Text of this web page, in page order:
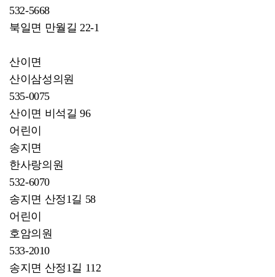
532-5668
북일면 만월길 22-1
산이면
산이삼성의원
535-0075
산이면 비석길 96
어린이
송지면
한사랑의원
532-6070
송지면 산정1길 58
어린이
호암의원
533-2010
송지면 산정1길 112